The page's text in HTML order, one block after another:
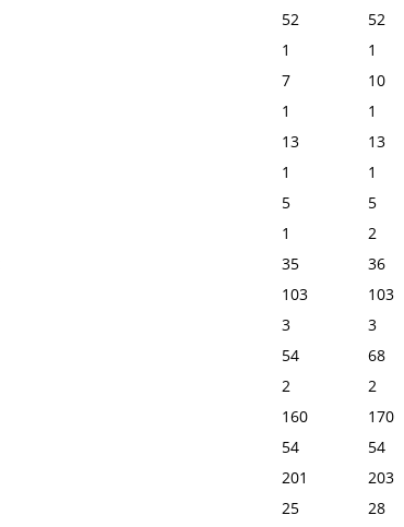
52
52
1
1
7
10
1
1
13
13
1
1
5
5
1
2
35
36
103
103
3
3
54
68
2
2
160
170
54
54
201
203
25
28